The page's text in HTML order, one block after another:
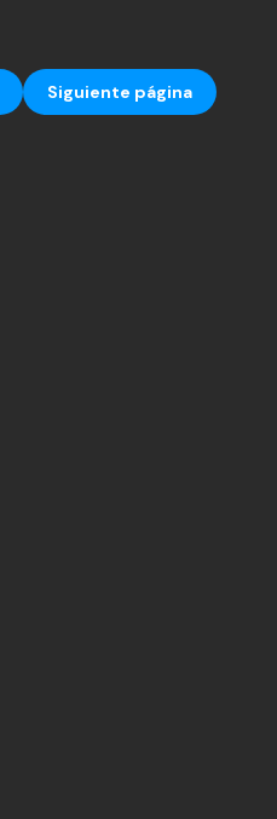
Siguiente página